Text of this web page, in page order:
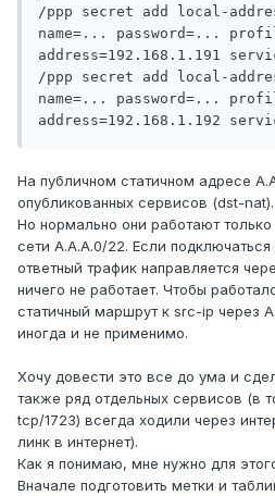
/ppp secret add local-
name=... password=...
address=192.168.1.191
/ppp secret add local-
name=... password=...
На публичном статичном адресе
опубликованных сервисов (dst-nat).
Но нормально они работают
сети A.A.A.0/22. Если
ответный трафик направляется
ничего не работает. Чтобы
статичный маршрут к src-ip через
иногда и не применимо.
Хочу довести это все до ума и
также ряд отдельных сервисов (в
tcp/1723) всегда ходили через
линк в интернет).
Как я понимаю, мне нужно для
Вначале подготовить метки и